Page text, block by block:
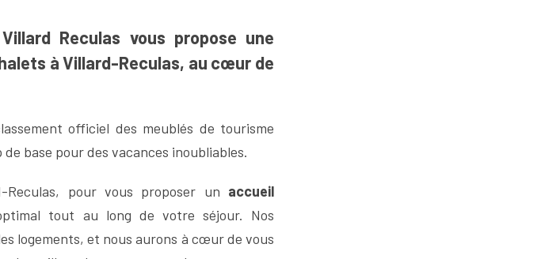
Reculas vous propose une
à Villard-Reculas, au cœur de
officiel des meublés de tourisme
base pour des vacances inoubliables.
pour vous proposer un accueil
tout au long de votre séjour. Nos
logements, et nous aurons à cœur de vous